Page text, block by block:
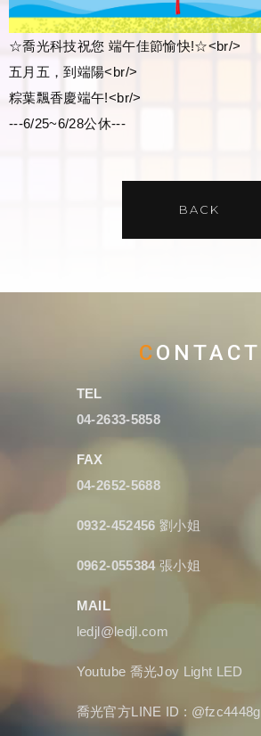
☆喬光科技祝您 端午佳節愉快!☆<br/>
五月五，到端陽<br/>
粽葉飄香慶端午!<br/>
---6/25~6/28公休---
BACK
CONTACT
TEL
04-2633-5858
FAX
04-2652-5688
0932-452456 劉小姐
0962-055384張小姐
MAIL
ledjl@ledjl.com
Youtube 喬光Joy Light LED
喬光官方LINE ID : @fzc4448g